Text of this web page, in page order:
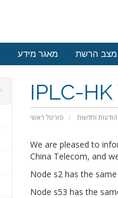
מאגר מידע מצב הרשת
IPLC-
פורטל ראשי הודעות וחדשות
We are pleased to
China Telecom, and
Node s2 has the
Node s53 has the